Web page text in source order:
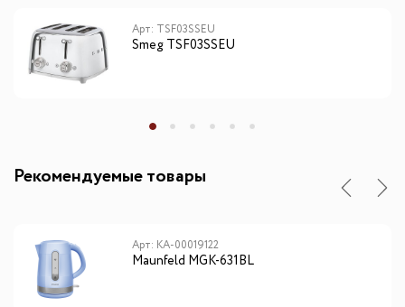
Арт: TSF03SSEU
Smeg TSF03SSEU
Рекомендуемые товары
Арт: КА-00019122
Maunfeld MGK-631BL